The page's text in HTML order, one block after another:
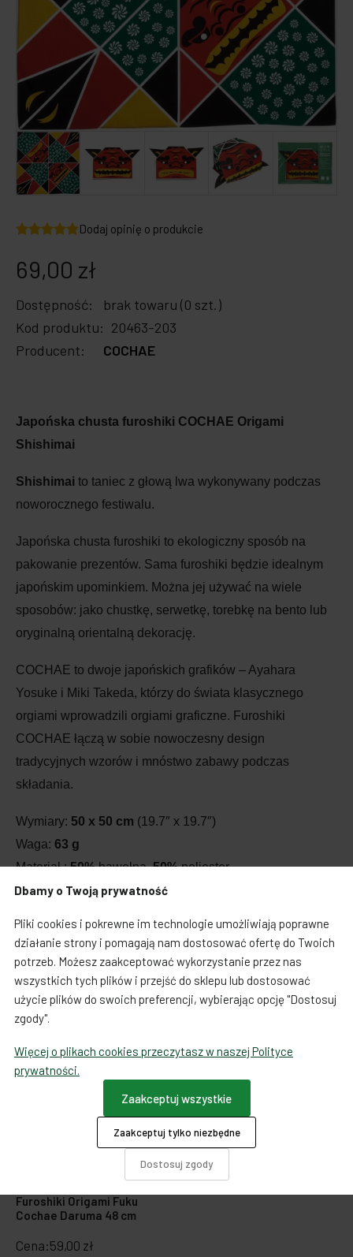
Dodaj opinię o produkcie
69,00 zł
Dostępność:
brak towaru (0 szt.)
Kod produktu: 20463-203
Producent:
COCHAE
Japońska chusta furoshiki COCHAE Origami
Shishimai
Shishimai to taniec z głową lwa wykonywany podczas
noworocznego festiwalu.
Japońska chusta furoshiki to ekologiczny sposób na
pakowanie prezentów. Sama furoshiki będzie idealnym
japońskim upominkiem. Można jej używać na wiele
sposobów: jako chustkę, serwetkę, torebkę na bento lub
oryginalną orientalną dekorację.
COCHAE to dwoje japońskich grafików – Ayahara
Yosuke i Miki Takeda, którzy do świata klasycznego
orgiami wprowadzili orgiami graficzne. Furoshiki
COCHAE łączą w sobie nowoczesny design
tradycyjnych wzorów i mnóstwo zabawy podczas
składania.
Wymiary: 50 x 50 cm (19.7″ x 19.7″)
Waga: 63 g
Materiał :50%bawełna,50%poliester
Produkty powiązane
Furoshiki Origami Fuku
Cochae Daruma 48 cm
Cena:59,00 zł
Dbamy o Twoją prywatność
Pliki cookies i pokrewne im technologie umożliwiają poprawne
działanie strony i pomagają nam dostosować ofertę do Twoich
potrzeb. Możesz zaakceptować wykorzystanie przez nas
wszystkich tych plików i przejść do sklepu lub dostosować
użycie plików do swoich preferencji, wybierając opcję "Dostosuj
zgody".
Więcej o plikach cookies przeczytasz w naszej Polityce
prywatności.
Dostosuj zgody
Zaakceptuj tylko niezbędne
Zaakceptuj wszystkie
Zabawki dla psa
Breloczki, zawieszki, magnesy
LOQI torby i plecaki
Japońska papeteria
Notatniki i notesy
Spinacze i zakładki
Dookoła świata